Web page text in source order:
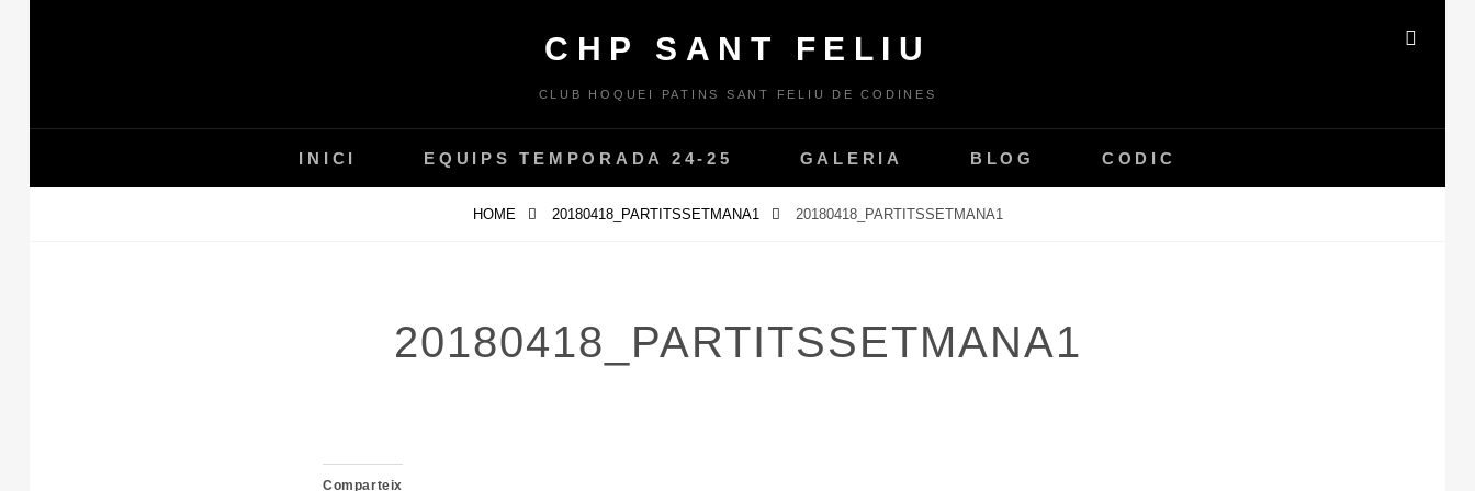
CHP SANT FELIU
CLUB HOQUEI PATINS SANT FELIU DE CODINES
INICI EQUIPS TEMPORADA 24-25 GALERIA BLOG CODIC
HOME 20180418_PARTITSSETMANA1 20180418_PARTITSSETMANA1
20180418_PARTITSSETMANA1
Comparteix